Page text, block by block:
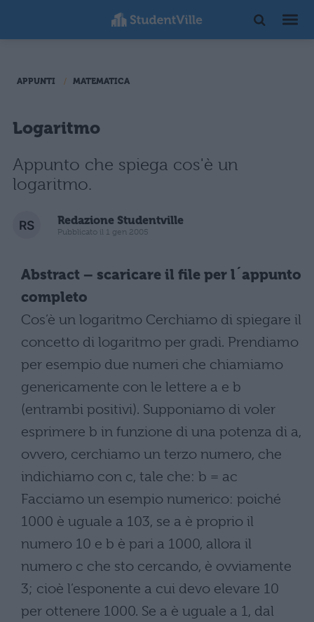
APPUNTI MATEMATICA
Logaritmo
Appunto che spiega cos'è un
logaritmo.
Redazione Studentville
Pubblicato il 1 gen 2005
Abstract – scaricare il file per l´appunto
completo
Cos’è un logaritmo Cerchiamo di spiegare il
concetto di logaritmo per gradi. Prendiamo
per esempio due numeri che chiamiamo
genericamente con le lettere a e b
(entrambi positivi). Supponiamo di voler
esprimere b in funzione di una potenza di a,
ovvero, cerchiamo un terzo numero, che
indichiamo con c, tale che: b = ac
Facciamo un esempio numerico: poiché
1000 è uguale a 103, se a è proprio il
numero 10 e b è pari a 1000, allora il
numero c che sto cercando, è ovviamente
3; cioè l’esponente a cui devo elevare 10
per ottenere 1000. Se a è uguale a 1, dal